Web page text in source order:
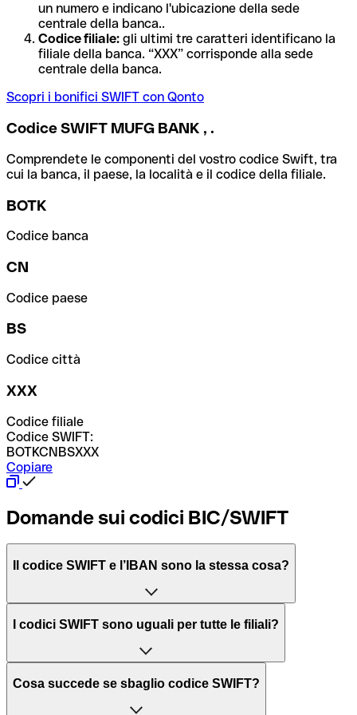
un numero e indicano l'ubicazione della sede
centrale della banca..
Codice filiale: gli ultimi tre caratteri identificano la
filiale della banca. “XXX” corrisponde alla sede
centrale della banca.
Scopri i bonifici SWIFT con Qonto
Codice SWIFT MUFG BANK , .
Comprendete le componenti del vostro codice Swift, tra
cui la banca, il paese, la località e il codice della filiale.
BOTK
Codice banca
CN
Codice paese
BS
Codice città
XXX
Codice filiale
Codice SWIFT:
BOTKCNBSXXX
Copiare
Domande sui codici BIC/SWIFT
Il codice SWIFT e l’IBAN sono la stessa cosa?
L'acronimo SWIFT sta per “Society for Worldwide
per l’elaborazione dei pagamenti tra diversi Paesi.
Il BIC, invece, sta per “Bank Identifier Code” ed è una
I codici SWIFT sono uguali per tutte le filiali?
Dipende dalle banche. In alcuni casi le banche utilizzano
Cosa succede se sbaglio codice SWIFT?